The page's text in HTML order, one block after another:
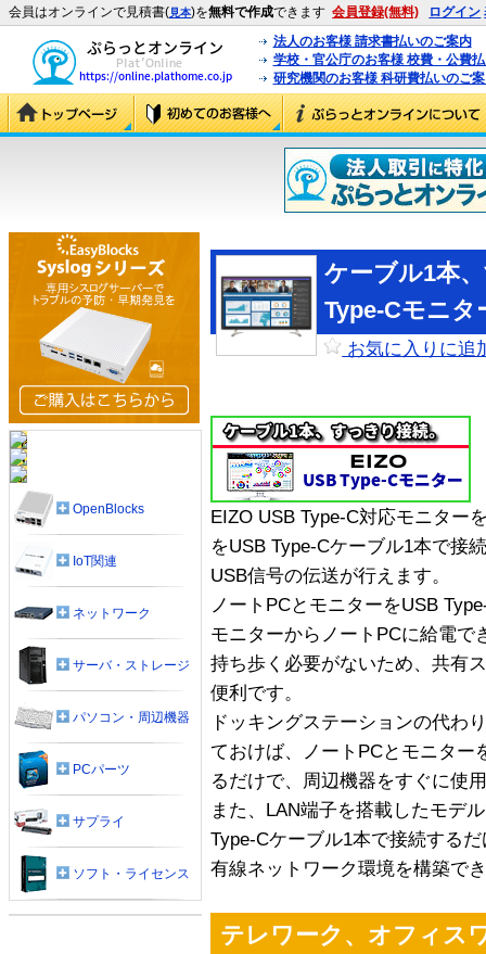
会員はオンラインで見積書(見本)を無料で作成できます 会員登録(無料) ログイン
法人のお客様 請求書払いのご案内
学校・官公庁のお客様 校費・公費
研究機関のお客様 科研費払いのご
ケーブル1本
Type-Cモニタ
お気に入りに追
EIZO USB Type-C対応モニター
をUSB Type-Cケーブル1本で接
USB信号の伝送が行えます。
ノートPCとモニターをUSB
モニターからノートPCに給電で
持ち歩く必要がないため、共有
便利です。
ドッキングステーションの代わ
ておけば、ノートPCとモニター
るだけで、周辺機器をすぐに使
また、LAN端子を搭載したモデ
Type-Cケーブル1本で接続する
有線ネットワーク環境を構築で
テレワーク、オフィス
OpenBlocks
IoT関連
ネットワーク
サーバ・ストレージ
パソコン・周辺機器
PCパーツ
サプライ
ソフト・ライセンス